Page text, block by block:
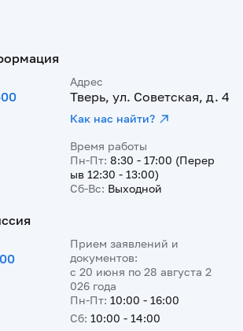
Адрес
Тверь, ул. Советская, д. 4
Как нас найти?
Время работы
Пн-Пт: 8:30 - 17:00 (Перер
ыв 12:30 - 13:00)
Сб-Вс: Выходной
Прием заявлений и
документов:
с 20 июня по 28 августа 2
026 года
Пн-Пт: 10:00 - 16:00
Сб: 10:00 - 14:00